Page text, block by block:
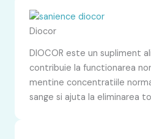
Diocor
DIOCOR este un supliment
contribuie la functionarea
mentine concentratiile
sange si ajuta la eliminarea